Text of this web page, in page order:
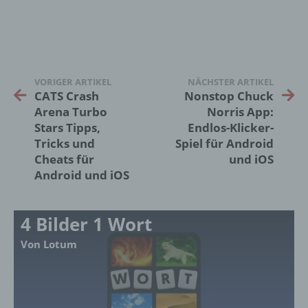
VORIGER ARTIKEL
CATS Crash
Arena Turbo
Stars Tipps,
Tricks und
Cheats für
Android und iOS
NÄCHSTER ARTIKEL
Nonstop Chuck
Norris App:
Endlos-Klicker-
Spiel für Android
und iOS
4 Bilder 1 Wort
Von Lotum
und Mittel der Verarbeitung von
personenbezogenen Daten entscheidet.
Sind die Zwecke und Mittel dieser
Verarbeitung durch das Unionsrecht oder
das Recht der Mitgliedstaaten vorgegeben,
so kann der Verantwortliche
beziehungsweise können die bestimmten
Kriterien seiner Benennung nach dem
h) Auftragsverarbeiter
Auftragsverarbeiter ist eine natürliche oder
juristische Person, Behörde, Einrichtung